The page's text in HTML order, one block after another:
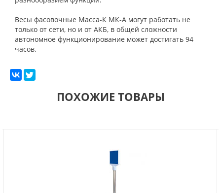
Весы фасовочные Масса-К МК-А могут работать не
только от сети, но и от АКБ, в общей сложности
автономное функционирование может достигать 94
часов.
ПОХОЖИЕ ТОВАРЫ